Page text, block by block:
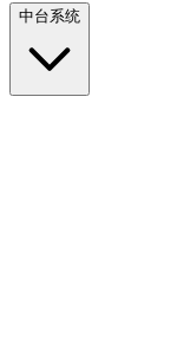
中台系统